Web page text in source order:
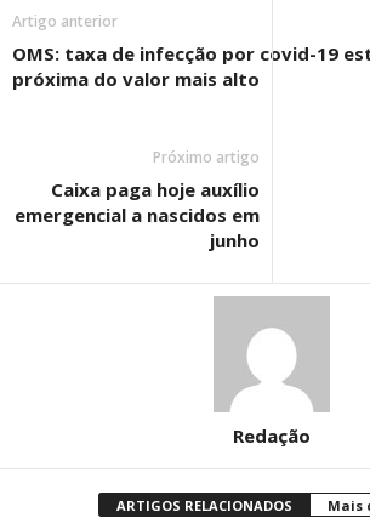
Artigo anterior
OMS: taxa de infecção por covid-19
próxima do valor mais alto
Próximo artigo
Caixa paga hoje auxílio
emergencial a nascidos em
junho
Redação
ARTIGOS RELACIONADOS Mais